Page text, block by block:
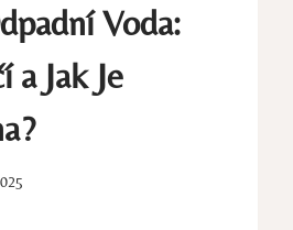
Voda:
a Jak Je